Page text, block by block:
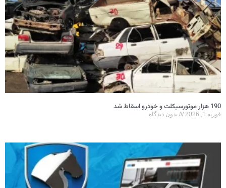
دیدگاه